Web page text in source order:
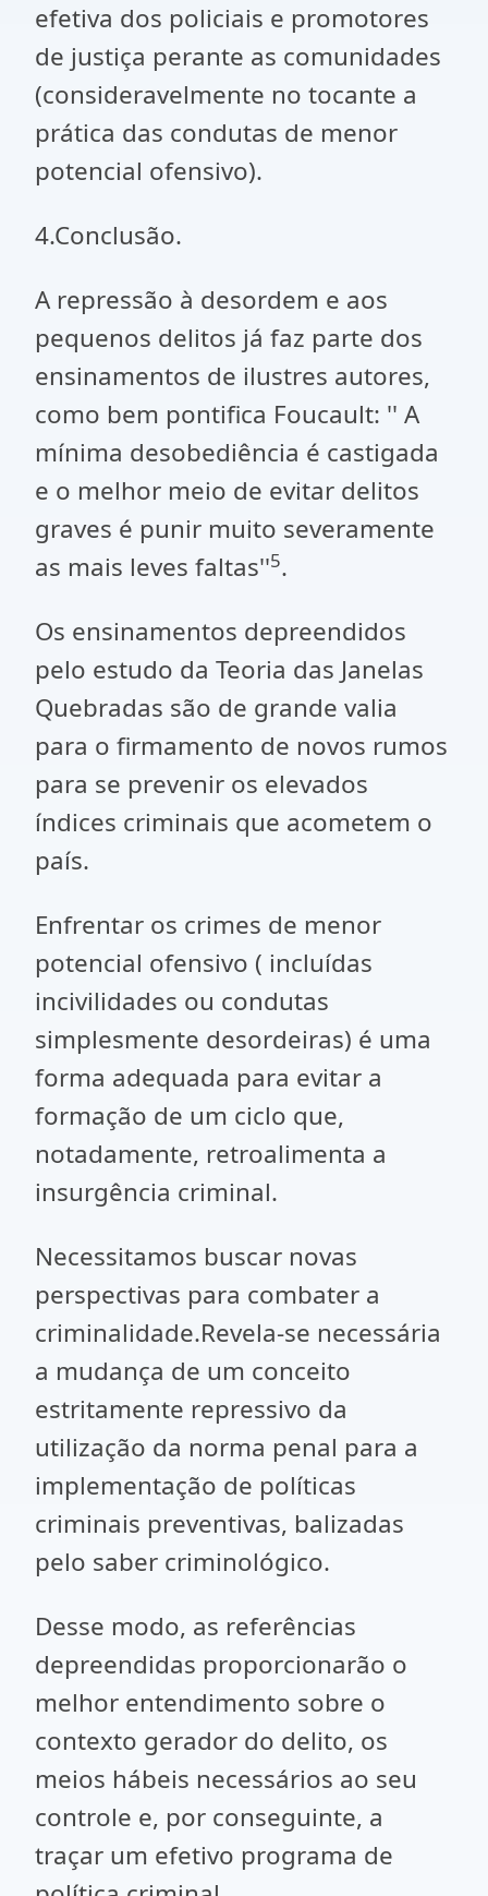
efetiva dos policiais e promotores
de justiça perante as comunidades
(consideravelmente no tocante a
prática das condutas de menor
potencial ofensivo).
4.Conclusão.
A repressão à desordem e aos
pequenos delitos já faz parte dos
ensinamentos de ilustres autores,
como bem pontifica Foucault: '' A
mínima desobediência é castigada
e o melhor meio de evitar delitos
graves é punir muito severamente
as mais leves faltas''5.
Os ensinamentos depreendidos
pelo estudo da Teoria das Janelas
Quebradas são de grande valia
para o firmamento de novos rumos
para se prevenir os elevados
índices criminais que acometem o
país.
Enfrentar os crimes de menor
potencial ofensivo ( incluídas
incivilidades ou condutas
simplesmente desordeiras) é uma
forma adequada para evitar a
formação de um ciclo que,
notadamente, retroalimenta a
insurgência criminal.
Necessitamos buscar novas
perspectivas para combater a
criminalidade.Revela-se necessária
a mudança de um conceito
estritamente repressivo da
utilização da norma penal para a
implementação de políticas
criminais preventivas, balizadas
pelo saber criminológico.
Desse modo, as referências
depreendidas proporcionarão o
melhor entendimento sobre o
contexto gerador do delito, os
meios hábeis necessários ao seu
controle e, por conseguinte, a
traçar um efetivo programa de